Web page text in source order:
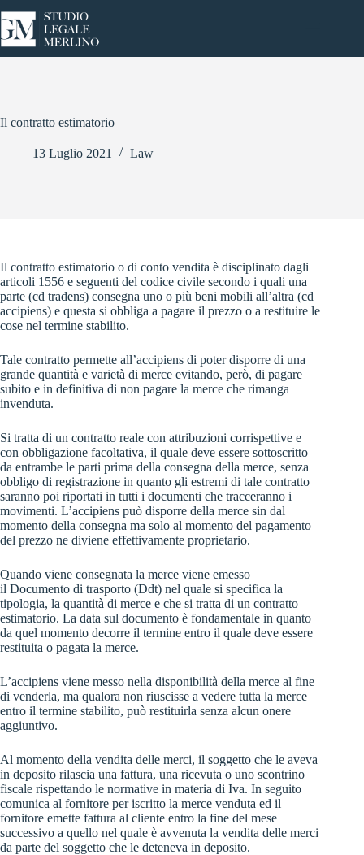
al
contenuto
Il contratto estimatorio
13 Luglio 2021 Law
Il contratto estimatorio o di conto vendita è disciplinato dagli
articoli 1556 e seguenti del codice civile secondo i quali una
parte (cd tradens) consegna uno o più beni mobili all’altra (cd
accipiens) e questa si obbliga a pagare il prezzo o a restituire le
cose nel termine stabilito.
Tale contratto permette all’accipiens di poter disporre di una
grande quantità e varietà di merce evitando, però, di pagare
subito e in definitiva di non pagare la merce che rimanga
invenduta.
Si tratta di un contratto reale con attribuzioni corrispettive e
con obbligazione facoltativa, il quale deve essere sottoscritto
da entrambe le parti prima della consegna della merce, senza
obbligo di registrazione in quanto gli estremi di tale contratto
saranno poi riportati in tutti i documenti che tracceranno i
movimenti. L’accipiens può disporre della merce sin dal
momento della consegna ma solo al momento del pagamento
del prezzo ne diviene effettivamente proprietario.
Quando viene consegnata la merce viene emesso
il Documento di trasporto (Ddt) nel quale si specifica la
tipologia, la quantità di merce e che si tratta di un contratto
estimatorio. La data sul documento è fondamentale in quanto
da quel momento decorre il termine entro il quale deve essere
restituita o pagata la merce.
L’accipiens viene messo nella disponibilità della merce al fine
di venderla, ma qualora non riuscisse a vedere tutta la merce
entro il termine stabilito, può restituirla senza alcun onere
aggiuntivo.
Al momento della vendita delle merci, il soggetto che le aveva
in deposito rilascia una fattura, una ricevuta o uno scontrino
fiscale rispettando le normative in materia di Iva. In seguito
comunica al fornitore per iscritto la merce venduta ed il
fornitore emette fattura al cliente entro la fine del mese
successivo a quello nel quale è avvenuta la vendita delle merci
da parte del soggetto che le deteneva in deposito.